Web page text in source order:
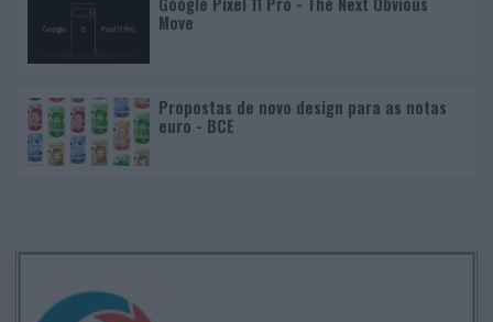
Move
Propostas de novo design para as notas
euro - BCE